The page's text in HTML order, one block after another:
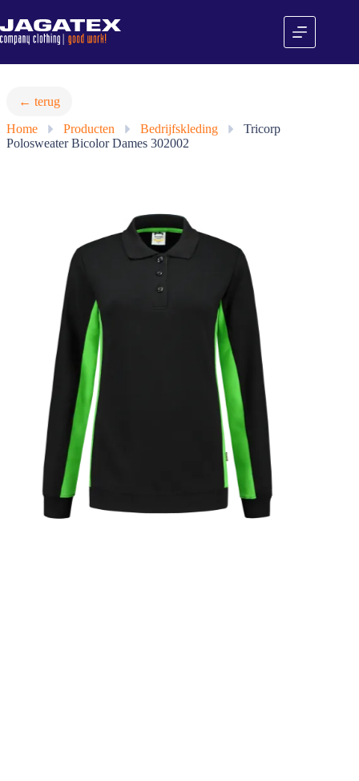
naar
de
inhoud
← terug
Home
» Producten » Bedrijfskleding »
Tricorp
Polosweater Bicolor Dames 302002